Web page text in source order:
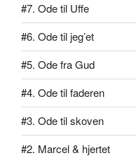
#7. Ode til Uffe
#6. Ode til jeg’et
#5. Ode fra Gud
#4. Ode til faderen
#3. Ode til skoven
#2. Marcel & hjertet